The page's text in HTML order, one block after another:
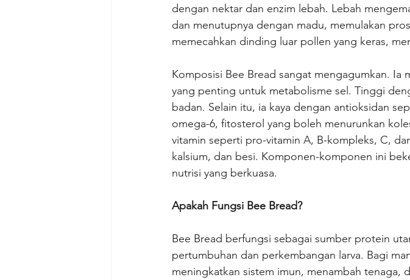
dengan nektar dan enzim lebah. Lebah
dan menutupnya dengan madu, memulakan
memecahkan dinding luar pollen yang keras,
Komposisi Bee Bread sangat mengagumkan.
yang penting untuk metabolisme sel. Tinggi
badan. Selain itu, ia kaya dengan antioksidan
omega-6, fitosterol yang boleh menurunkan
vitamin seperti pro-vitamin A, B-kompleks, C,
kalsium, dan besi. Komponen-komponen ini
nutrisi yang berkuasa.
Apakah Fungsi Bee Bread?
Bee Bread berfungsi sebagai sumber protein
pertumbuhan dan perkembangan larva. Bagi
meningkatkan sistem imun, menambah tenaga,